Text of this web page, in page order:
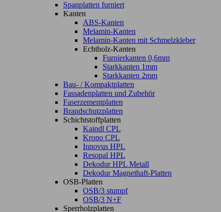
Spanplatten furniert
Kanten
ABS-Kanten
Melamin-Kanten
Melamin-Kanten mit Schmelzkleber
Echtholz-Kanten
Furnierkanten 0,6mm
Starkkanten 1mm
Starkkanten 2mm
Bau- / Kompaktplatten
Fassadenplatten und Zubehör
Faserzementplatten
Brandschutzplatten
Schichtstoffplatten
Kaindl CPL
Krono CPL
Innovus HPL
Resopal HPL
Dekodur HPL Metall
Dekodur Magnethaft-Platten
OSB-Platten
OSB/3 stumpf
OSB/3 N+F
Sperrholzplatten